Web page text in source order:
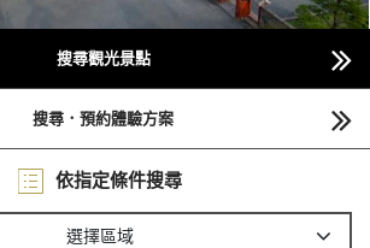
搜尋觀光景點
搜尋．預約體驗方案
依指定條件搜尋
選擇區域